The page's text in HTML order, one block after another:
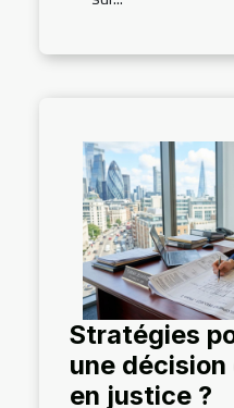
Stratégies
une
en justice ?